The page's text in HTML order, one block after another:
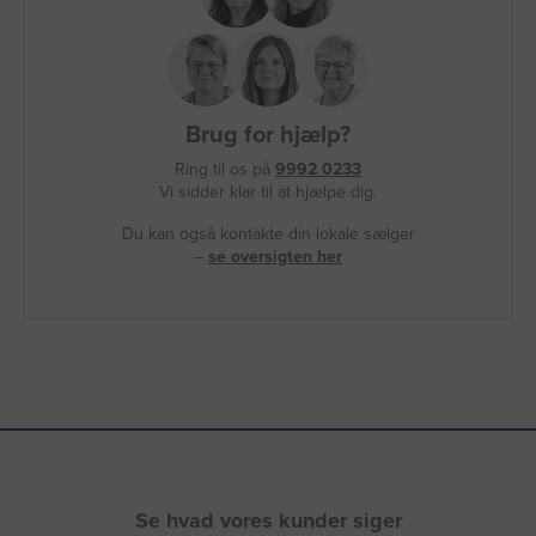
Brug for hjælp?
Ring til os på 9992 0233
Vi sidder klar til at hjælpe dig.
Du kan også kontakte din lokale sælger
– se oversigten her
Se hvad vores kunder siger